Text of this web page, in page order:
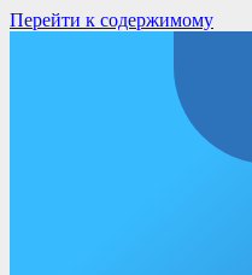
Перейти к содержимому